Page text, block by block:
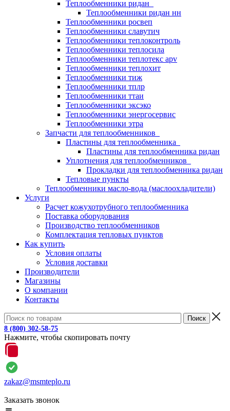
Теплообменники ридан
Теплообменники ридан нн
Теплообменники росвеп
Теплообменники славутич
Теплообменники теплоконтроль
Теплообменники теплосила
Теплообменники теплотекс apv
Теплообменники теплохит
Теплообменники тиж
Теплообменники тплр
Теплообменники ттаи
Теплообменники эксэко
Теплообменники энергосервис
Теплообменники этра
Запчасти для теплообменников
Пластины для теплообменника
Пластины для теплообменника ридан
Уплотнения для теплообменников
Прокладки для теплообменника ридан
Тепловые пункты
Теплообменники масло-вода (маслоохладители)
Услуги
Расчет кожухотрубного теплообменника
Поставка оборудования
Производство теплообменников
Комплектация тепловых пунктов
Как купить
Условия оплаты
Условия доставки
Производители
Магазины
О компании
Контакты
8 (800) 302-58-75
Нажмите, чтобы скопировать почту
zakaz@msmteplo.ru
Заказать звонок